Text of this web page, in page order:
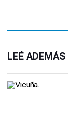
LEÉ ADEMÁS